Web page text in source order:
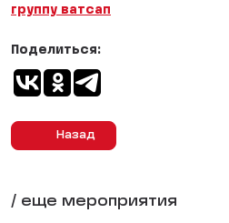
группу ватсап
Назад
Поделиться:
/ еще мероприятия